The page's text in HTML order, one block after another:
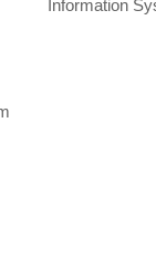
Information